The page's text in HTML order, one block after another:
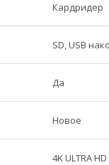
Кардридер
SD, USB
Да
Новое
4K ULTRA HD